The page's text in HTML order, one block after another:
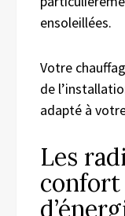
ensoleillées.
Votre
de
adapté à
Les
confort